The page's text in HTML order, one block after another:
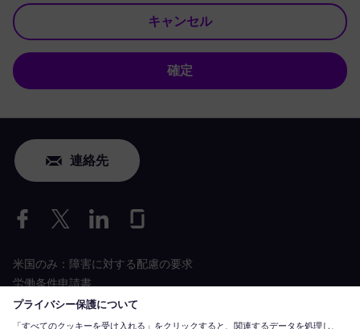
キャンセル
確定
連絡先
米国のみ：障害に対する配慮の要求
労働条件申請書
siemens-energy.comグローバルウェブサイト